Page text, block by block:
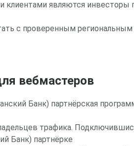
клиентами являются инвесторы
с проверенным
вебмастеров
Банк) партнёрская
трафика.
Банк) партнёрке